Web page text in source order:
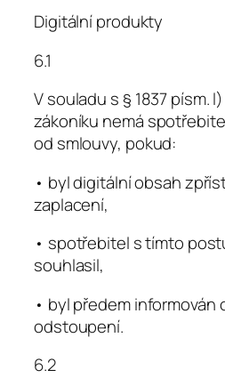
Digitální produkty
6.1
V souladu s § 1837 písm.
zákoníku nemá
od smlouvy, pokud:
• byl digitální obsah
zaplacení,
• spotřebitel s tímto
souhlasil,
• byl předem informován
odstoupení.
6.2